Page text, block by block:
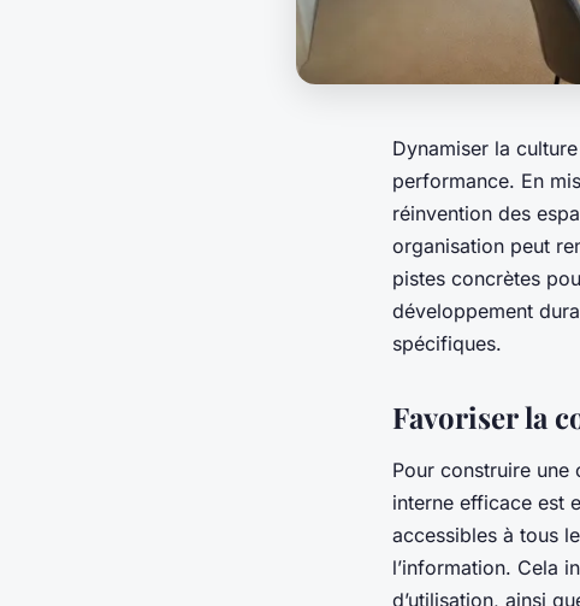
Dynamiser la
performance. En
réinvention des
organisation peut
pistes concrètes
développement
spécifiques.
Favoriser la
Pour construire une
interne efficace est
accessibles à tous
l’information. Cela
d’utilisation, ainsi